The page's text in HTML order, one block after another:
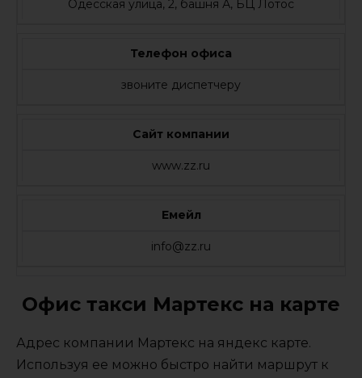
Одесская улица, 2, башня А, БЦ Лотос
Телефон офиса
звоните диспетчеру
Сайт компании
www.zz.ru
Емейл
info@zz.ru
Офис такси Мартекс на карте
Адрес компании Мартекс на яндекс карте.
Используя ее можно быстро найти маршрут к